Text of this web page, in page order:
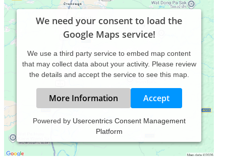
We need your consent to load the
Google Maps service!
We use a third party service to embed map content
that may collect data about your activity. Please review
the details and accept the service to see this map.
More Information Accept
Powered by Usercentrics Consent Management
Platform
Leistungsspektrum:
Traditionelle und komplementäre Medizin, Heilkunde